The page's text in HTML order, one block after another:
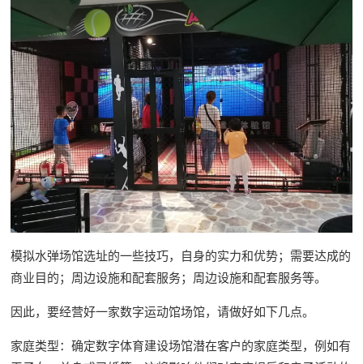
模拟水弹场馆选址的一些技巧，自身的实力和优势；需要达成的
商业目的；周边设施和配套服务；周边设施和配套服务等。
因此，要经营好一家数字运动馆场馆，请做好如下几点。
家庭类型：确定数字体育建设场馆潜在客户的家庭类型，例如有